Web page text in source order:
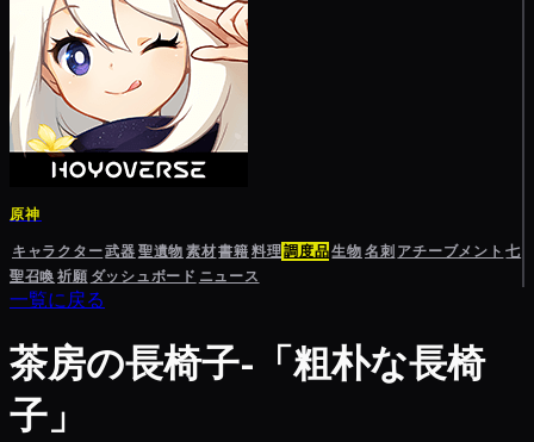
原神
キャラクター武器聖遺物素材書籍料理調度品生物名刺 アチーブメント 七
聖召喚祈願 ダッシュボード ニュース
一覧に戻る
茶房の長椅子-「粗朴な長椅
子」